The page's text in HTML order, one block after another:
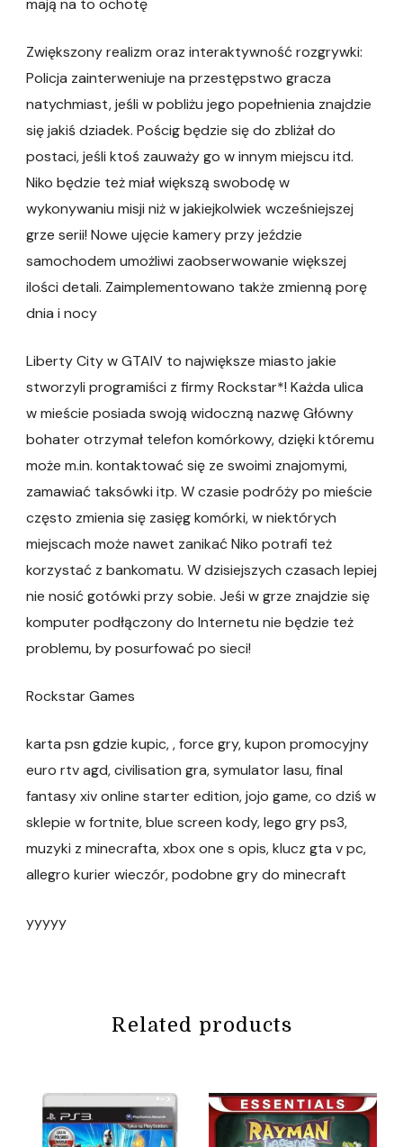
mają na to ochotę
Zwiększony realizm oraz interaktywność rozgrywki:
Policja zainterweniuje na przestępstwo gracza
natychmiast, jeśli w pobliżu jego popełnienia znajdzie
się jakiś dziadek. Pościg będzie się do zbliżał do
postaci, jeśli ktoś zauważy go w innym miejscu itd.
Niko będzie też miał większą swobodę w
wykonywaniu misji niż w jakiejkolwiek wcześniejszej
grze serii! Nowe ujęcie kamery przy jeździe
samochodem umożliwi zaobserwowanie większej
ilości detali. Zaimplementowano także zmienną porę
dnia i nocy
Liberty City w GTAIV to największe miasto jakie
stworzyli programiści z firmy Rockstar*! Każda ulica
w mieście posiada swoją widoczną nazwę Główny
bohater otrzymał telefon komórkowy, dzięki któremu
może m.in. kontaktować się ze swoimi znajomymi,
zamawiać taksówki itp. W czasie podróży po mieście
często zmienia się zasięg komórki, w niektórych
miejscach może nawet zanikać Niko potrafi też
korzystać z bankomatu. W dzisiejszych czasach lepiej
nie nosić gotówki przy sobie. Jeśi w grze znajdzie się
komputer podłączony do Internetu nie będzie też
problemu, by posurfować po sieci!
Rockstar Games
karta psn gdzie kupic, , force gry, kupon promocyjny
euro rtv agd, civilisation gra, symulator lasu, final
fantasy xiv online starter edition, jojo game, co dziś w
sklepie w fortnite, blue screen kody, lego gry ps3,
muzyki z minecrafta, xbox one s opis, klucz gta v pc,
allegro kurier wieczór, podobne gry do minecraft
yyyyy
Related products